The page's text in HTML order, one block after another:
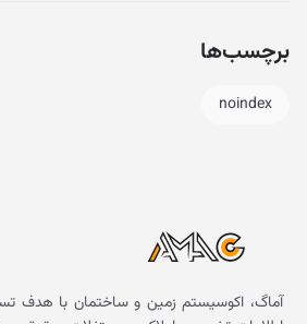
برچسب‌ها
noindex
آماگ، اکوسیستم زمین و ساختمان با هدف